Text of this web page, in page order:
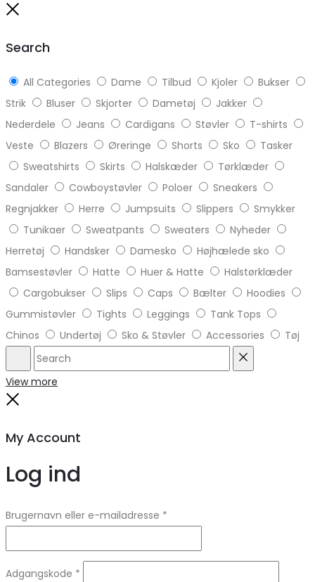
Search
All Categories Dame Tilbud Kjoler
Bukser
Strik
Bluser Skjorter Dametøj
Jakker
Nederdele
Jeans Cardigans Støvler
T-shirts
Veste
Blazers Øreringe Shorts Sko
Tasker
Sweatshirts
Skirts Halskæder
Tørklæder
Sandaler
Cowboystøvler Poloer
Sneakers
Regnjakker
Herre Jumpsuits Slippers
Smykker
Tunikaer
Sweatpants Sweaters
Nyheder
Herretøj
Handsker Damesko
Højhælede sko
Bamsestøvler
Hatte Huer & Hatte
Halstørklæder
Cargobukser
Slips Caps Bælter
Hoodies
Gummistøvler
Tights Leggings
Tank Tops
Chinos
Undertøj Sko & Støvler Accessories Tøj
Search
View more
My Account
Log ind
Brugernavn eller e-mailadresse *
Adgangskode *